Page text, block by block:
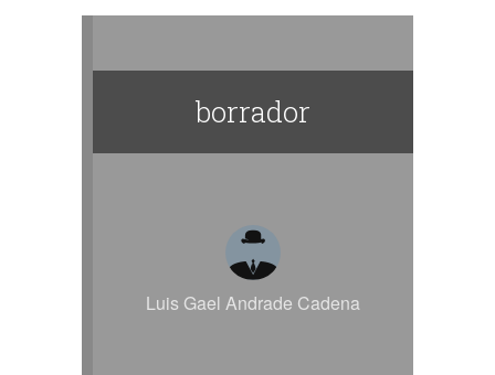
borrador
Luis Gael Andrade Cadena